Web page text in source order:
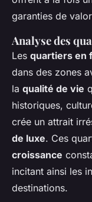
garanties de
Analyse des
Les quartiers en
dans des zones
la qualité de vie
historiques,
crée un attrait
de luxe. Ces
croissance
incitant ainsi les
destinations.